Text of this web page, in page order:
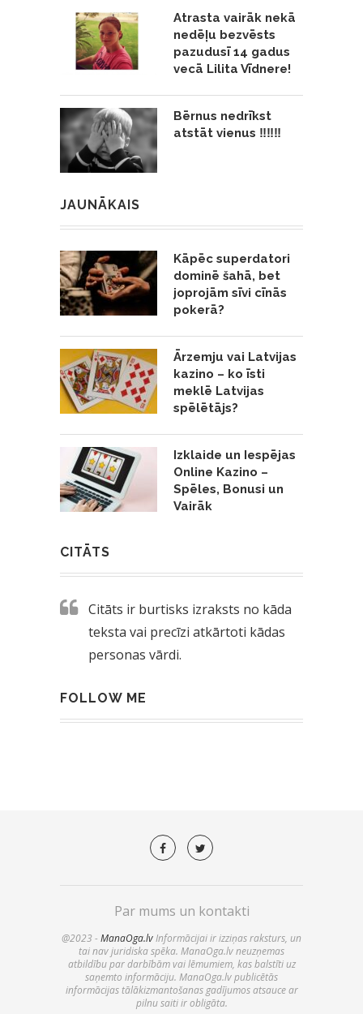
Atrasta vairāk nekā
nedēļu bezvēsts
pazudusī 14 gadus
vecā Lilita Vīdnere!
Bērnus nedrīkst
atstāt vienus ‼️‼️‼️
JAUNĀKAIS
Kāpēc superdatori
dominē šahā, bet
joprojām sīvi cīnās
pokerā?
Ārzemju vai Latvijas
kazino – ko īsti
meklē Latvijas
spēlētājs?
Izklaide un Iespējas
Online Kazino –
Spēles, Bonusi un
Vairāk
CITĀTS
Citāts ir burtisks izraksts no kāda
teksta vai precīzi atkārtoti kādas
personas vārdi.
FOLLOW ME
Par mums un kontakti
@2023 - ManaOga.lvInformācijai ir izziņas raksturs, un
tai nav juridiska spēka. ManaOga.lv neuzņemas
atbildību par darbībām vai lēmumiem, kas balstīti uz
saņemto informāciju. ManaOga.lv publicētās
informācijas tālākizmantošanas gadījumos atsauce ar
pilnu saiti ir obligāta.